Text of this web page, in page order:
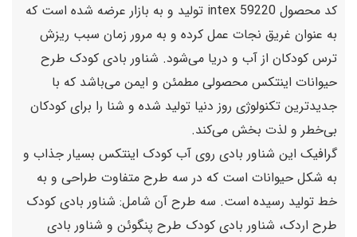
کد محصول 59220 intex تولید و به بازار عرضه شده است که
به عنوان غریق نجات عمل کرده و به مرور زمان سبب ریزش
ترس کودکان از آب و دریا می‌شود. شناور بادی کودک طرح
حیوانات اینتکس محصولی مطمئن و ایمن می‌باشد که با
جدیدترین تکنولوژی روز دنیا تولید شده و شنا را برای کودکان
بی‌خطر و لذت بخش می‌‌کند.
گرافیک این شناور بادی روی آب کودک اینتکس بسیار جذاب و
به شکل حیوانات است که در سه طرح متفاوت طراحی و به
خط تولید رسیده است. سه طرح آن شامل: شناور بادی کودک
طرح اردک، شناور بادی کودک طرح پنگوئن و شناور بادی